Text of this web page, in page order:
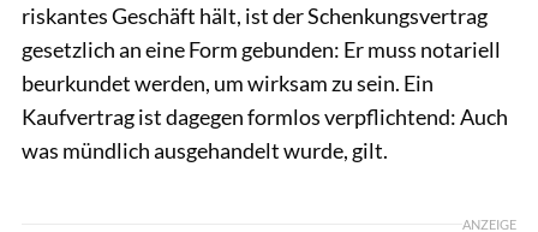
riskantes Geschäft hält, ist der Schenkungsvertrag
gesetzlich an eine Form gebunden: Er muss notariell
beurkundet werden, um wirksam zu sein. Ein
Kaufvertrag ist dagegen formlos verpflichtend: Auch
was mündlich ausgehandelt wurde, gilt.
ANZEIGE